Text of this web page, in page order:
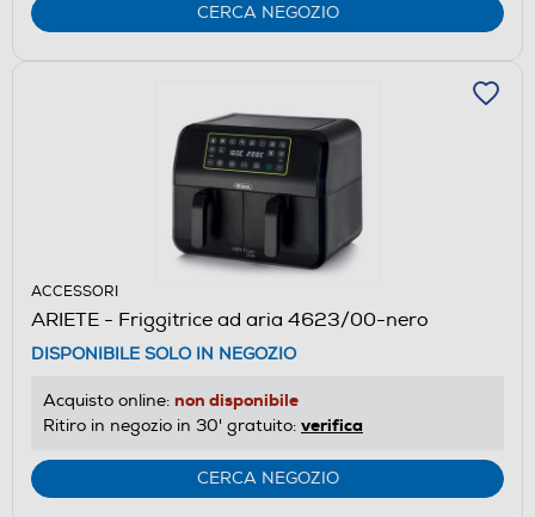
CERCA NEGOZIO
ACCESSORI
ARIETE - Friggitrice ad aria 4623/00-nero
DISPONIBILE SOLO IN NEGOZIO
Acquisto online: non disponibile
Ritiro in negozio in 30' gratuito: verifica
CERCA NEGOZIO